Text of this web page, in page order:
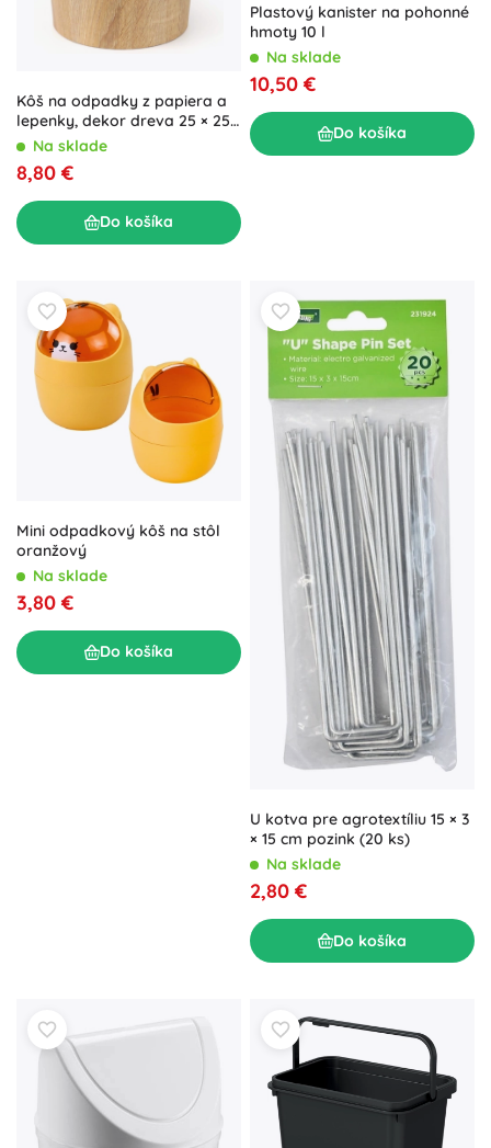
Kôš na odpadky z papiera a
lepenky, dekor dreva 25 × 25
× 30 cm
Na sklade
8,80 €
Do košíka
Plastový kanister na pohonné
hmoty 10 l
Na sklade
10,50 €
Do košíka
Mini odpadkový kôš na stôl
oranžový
Na sklade
3,80 €
Do košíka
U kotva pre agrotextíliu 15 × 3
× 15 cm pozink (20 ks)
Na sklade
2,80 €
Do košíka